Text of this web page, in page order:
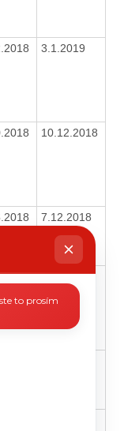
3.1.2019
10.12.2018
7.12.2018
3.1.2019
to prosím